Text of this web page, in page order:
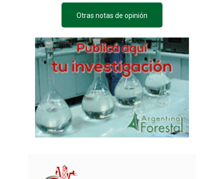
Otras notas de opinión